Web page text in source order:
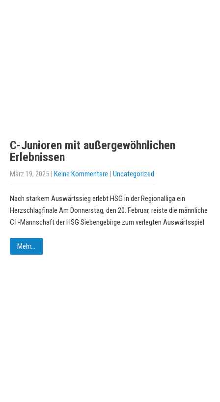
C-Junioren mit außergewöhnlichen
Erlebnissen
März 19, 2025 | Keine Kommentare | Uncategorized
Nach starkem Auswärtssieg erlebt HSG in der Regionalliga ein
Herzschlagfinale Am Donnerstag, den 20. Februar, reiste die männliche
C1-Mannschaft der HSG Siebengebirge zum verlegten Auswärtsspiel
Mehr...